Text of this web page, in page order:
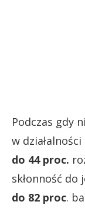
Podczas gdy
w
do 44 proc.
skłonność do
do 82 proc.